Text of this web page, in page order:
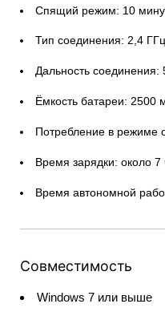
Спящий режим: 10
Тип соединения: 2,4 ГГц
Дальность соединения:
Ёмкость батареи: 2500
Потребление в режиме
Время зарядки: около 7
Время автономной
Совместимость
Windows 7 или выше